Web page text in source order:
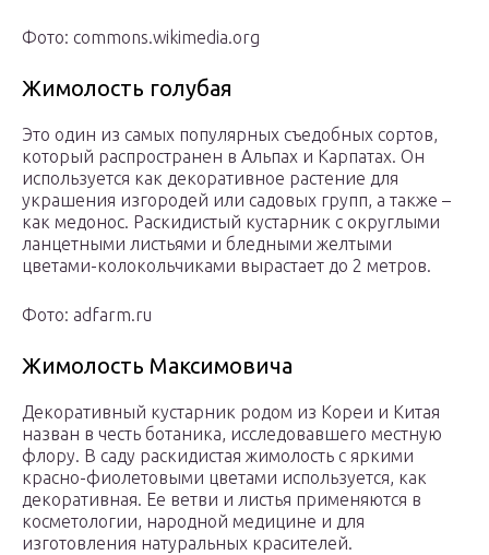
Фото: commons.wikimedia.org
Жимолость голубая
Это один из самых популярных съедобных сортов,
который распространен в Альпах и Карпатах. Он
используется как декоративное растение для
украшения изгородей или садовых групп, а также –
как медонос. Раскидистый кустарник с округлыми
ланцетными листьями и бледными желтыми
цветами-колокольчиками вырастает до 2 метров.
Фото: adfarm.ru
Жимолость Максимовича
Декоративный кустарник родом из Кореи и Китая
назван в честь ботаника, исследовавшего местную
флору. В саду раскидистая жимолость с яркими
красно-фиолетовыми цветами используется, как
декоративная. Ее ветви и листья применяются в
косметологии, народной медицине и для
изготовления натуральных красителей.